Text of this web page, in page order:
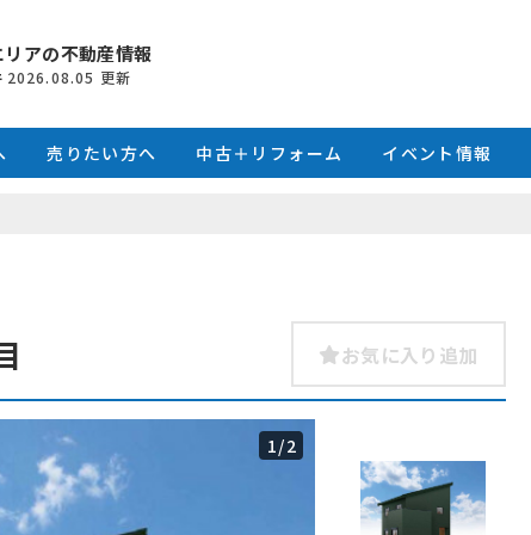
アの不動産情報
2026.08.05 更新
売りたい方へ 中古＋リフォーム イベント情報
お気に入り追加
1/2